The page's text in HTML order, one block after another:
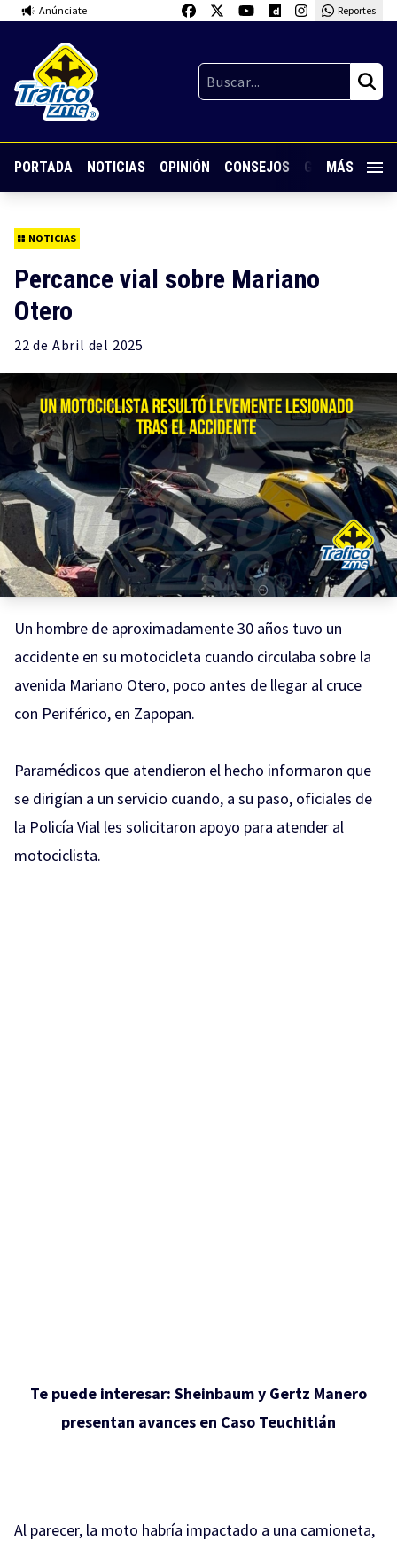
Anúnciate Reportes
PORTADA NOTICIAS OPINIÓN CONSEJOS GUARDIA
MÁS
NOTICIAS
Percance vial sobre Mariano
Otero
22 de Abril del 2025
Un hombre de aproximadamente 30 años tuvo un
accidente en su motocicleta cuando circulaba sobre la
avenida Mariano Otero, poco antes de llegar al cruce
con Periférico, en Zapopan.
Paramédicos que atendieron el hecho informaron que
se dirigían a un servicio cuando, a su paso, oficiales de
la Policía Vial les solicitaron apoyo para atender al
motociclista.
Te puede interesar: Sheinbaum y Gertz Manero
presentan avances en Caso Teuchitlán
Al parecer, la moto habría impactado a una camioneta,